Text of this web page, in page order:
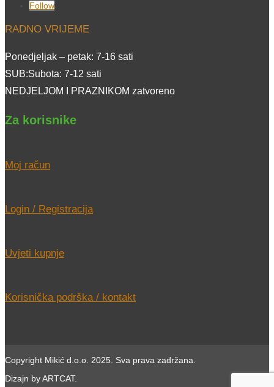
Follow
RADNO VRIJEME
Ponedjeljak – petak: 7-16 sati
SUB:Subota: 7-12 sati
NEDJELJOM I PRAZNIKOM zatvoreno
Za korisnike
Moj račun
Login / Registracija
Uvjeti kupnje
Korisnička podrška / kontakt
Copyright Mikić d.o.o. 2025. Sva prava zadržana.
Dizajn by ARTCAT.